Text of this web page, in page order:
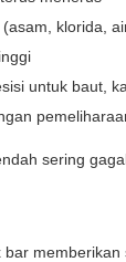
klorida,
untuk baut,
sering